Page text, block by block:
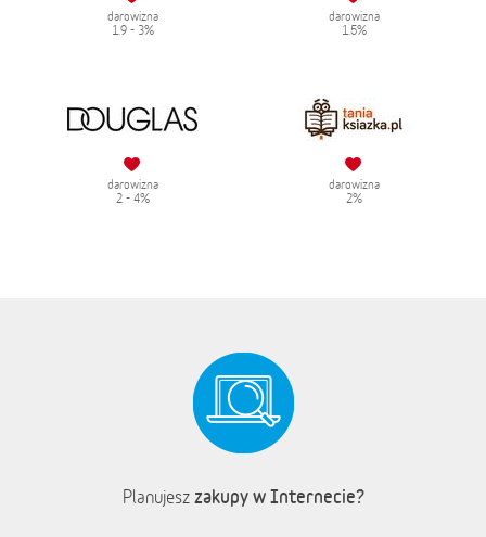
darowizna
1.9 - 3%
darowizna
1.5%
darowizna
2 - 4%
darowizna
2%
Planujesz zakupy w Internecie?